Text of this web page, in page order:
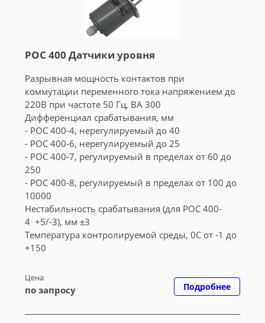
РОС 400 Датчики уровня
Разрывная мощность контактов при
коммутации переменного тока напряжением до
220В при частоте 50 Гц, ВА 300
Дифференциал срабатывания, мм
- РОС 400-4, нерегулируемый до 40
- РОС 400-6, нерегулируемый до 25
- РОС 400-7, регулируемый в пределах от 60 до
250
- РОС 400-8, регулируемый в пределах от 100 до
10000
Нестабильность срабатывания (для РОС 400-
4 +5/-3), мм ±3
Температура контролируемой среды, 0С от -1 до
+150
Цена
по запросу Подробнее